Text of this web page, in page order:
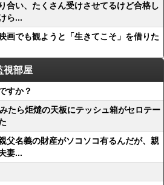
合い、たくさん受けさせてるけど合格し
ら...
画でも観ようと「生きてこそ」を借りた
視部屋
すか？
たら炬燵の天板にテッシュ箱がセロテー
父名義の財産がソコソコ有るんだが、親
妻...